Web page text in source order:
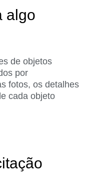
algo
de objetos
por
fotos, os detalhes
cada objeto